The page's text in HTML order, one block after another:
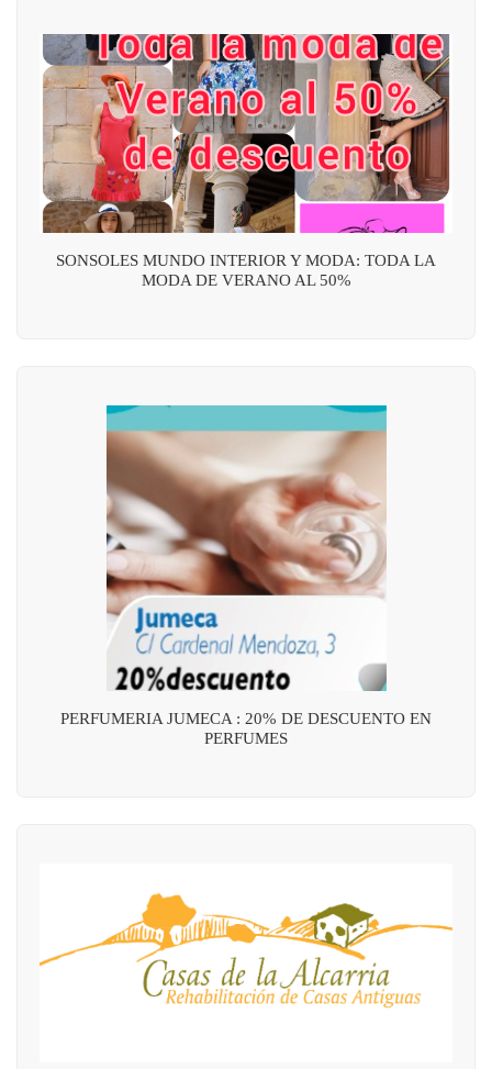
SONSOLES MUNDO INTERIOR Y MODA: TODA LA
MODA DE VERANO AL 50%
PERFUMERIA JUMECA : 20% DE DESCUENTO EN
PERFUMES